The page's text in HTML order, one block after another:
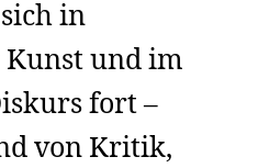
in
Kunst und im
fort –
von Kritik,